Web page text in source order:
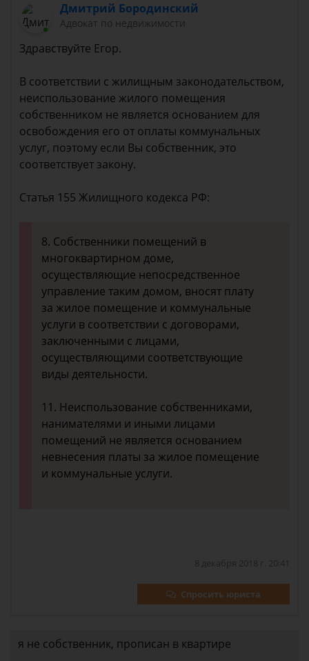
Дмитрий Бородинский
Адвокат по недвижимости
Здравствуйте Егор.
В соответствии с жилищным законодательством,
неиспользование жилого помещения
собственником не является основанием для
освобождения его от оплаты коммунальных
услуг, поэтому если Вы собственник, это
соответствует закону.
Статья 155 Жилищного кодекса РФ:
8. Собственники помещений в
многоквартирном доме,
осуществляющие непосредственное
управление таким домом, вносят плату
за жилое помещение и коммунальные
услуги в соответствии с договорами,
заключенными с лицами,
осуществляющими соответствующие
виды деятельности.
11. Неиспользование собственниками,
нанимателями и иными лицами
помещений не является основанием
невнесения платы за жилое помещение
и коммунальные услуги.
8 декабря 2018 г. 20:41
Спросить юриста
я не собственник, прописан в квартире